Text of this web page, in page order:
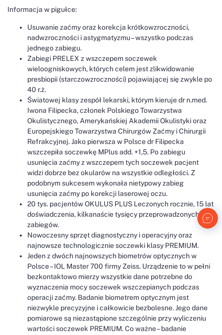
Informacja w pigułce:
Usuwanie zaćmy oraz korekcja krótkowzroczności,
nadwzroczności i astygmatyzmu – wszystko podczas
jednego zabiegu.
Zabiegi PRELEX z wszczepem soczewek
wieloogniskowych, których celem jest zlikwidowanie
presbiopii (starczowzroczności) pojawiającej się zwykle po
40 r.ż.
Światowej klasy zespół lekarski, którym kieruje dr n.med.
Iwona Filipecka, członek Polskiego Towarzystwa
Okulistycznego, Amerykańskiej Akademii Okulistyki oraz
Europejskiego Towarzystwa Chirurgów Zaćmy i Chirurgii
Refrakcyjnej. Jako pierwsza w Polsce dr Filipecka
wszczepiła soczewkę MPlus add. +1,5. Po zabiegu
usunięcia zaćmy z wszczepem tych soczewek pacjent
widzi dobrze bez okularów na wszystkie odległości. Z
podobnym sukcesem wykonała nietypowy zabieg
usunięcia zaćmy po korekcji laserowej oczu.
20 tys. pacjentów OKULUS PLUS Leczonych rocznie, 15 lat
doświadczenia, kilkanaście tysięcy przeprowadzonych
zabiegów.
Nowoczesny sprzęt diagnostyczny i operacyjny oraz
najnowsze technologicznie soczewki klasy PREMIUM.
Jeden z dwóch najnowszych biometrów optycznych w
Polsce – IOL Master 700 firmy Zeiss. Urządzenie to w pełni
bezkontaktowo mierzy wszystkie dane potrzebne do
wyznaczenia mocy soczewek wszczepianych podczas
operacji zaćmy. Badanie biometrem optycznym jest
niezwykle precyzyjne i całkowicie bezbolesne. Jego dane
pomiarowe są niezastąpione szczególnie przy wyliczeniu
wartości soczewek PREMIUM. Co ważne – badanie